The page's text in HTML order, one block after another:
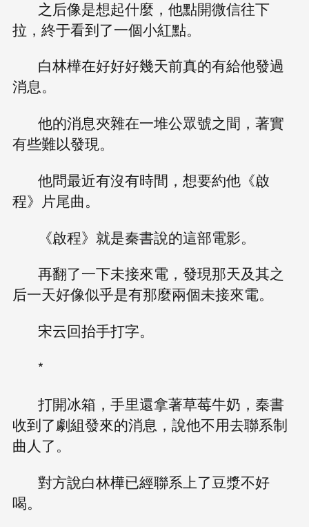
之后像是想起什麼，他點開微信往下
拉，終于看到了一個小紅點。
白林樺在好好好幾天前真的有給他發過
消息。
他的消息夾雜在一堆公眾號之間，著實
有些難以發現。
他問最近有沒有時間，想要約他《啟
程》片尾曲。
《啟程》就是秦書說的這部電影。
再翻了一下未接來電，發現那天及其之
后一天好像似乎是有那麼兩個未接來電。
宋云回抬手打字。
*
打開冰箱，手里還拿著草莓牛奶，秦書
收到了劇組發來的消息，說他不用去聯系制
曲人了。
對方說白林樺已經聯系上了豆漿不好
喝。